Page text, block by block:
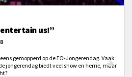
us!”
gemopperd op de EO-Jongerendag. Vaak
jongerendag biedt veel show en herrie, maar